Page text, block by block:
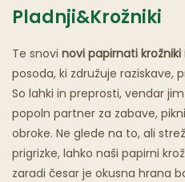
Kavarne In Kavarne
Bife
Tovornjaki S Hrano
Pekarna
Mastna Žlica
Pladnji&Krožniki
Te snovi novi papirnati krožniki
posoda, ki združuje raziskave,
So lahki in preprosti, vendar
popoln partner za zabave,
obroke. Ne glede na to, ali
prigrizke, lahko naši papirni
zaradi česar je okusna hrana